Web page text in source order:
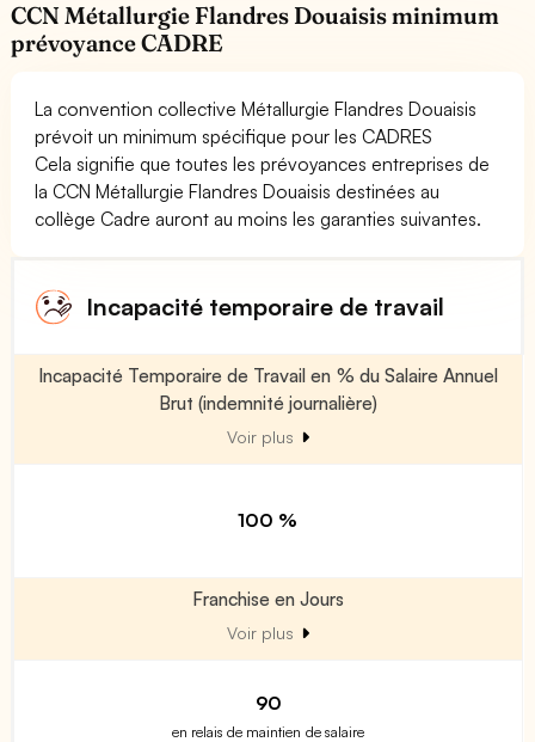
CCN Métallurgie Flandres Douaisis minimum
prévoyance CADRE
La convention collective Métallurgie Flandres Douaisis
prévoit un minimum spécifique pour les CADRES
Cela signifie que toutes les prévoyances entreprises de
la CCN Métallurgie Flandres Douaisis destinées au
collège Cadre auront au moins les garanties suivantes.
Incapacité temporaire de travail
Incapacité Temporaire de Travail en % du Salaire Annuel
Brut (indemnité journalière)
Voir plus
100 %
Franchise en Jours
Voir plus
90
en relais de maintien de salaire